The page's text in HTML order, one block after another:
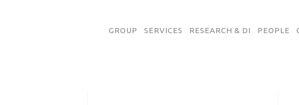
GROUP SERVICES RESEARCH & DI PEOPLE